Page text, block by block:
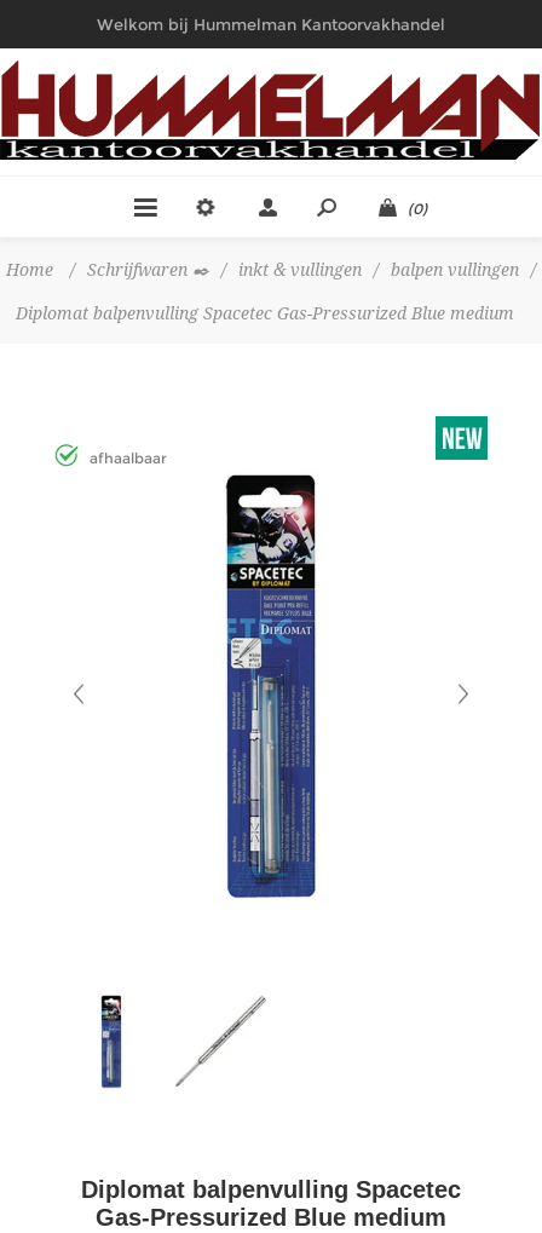
Welkom bij Hummelman Kantoorvakhandel
(0)
Home / Schrijfwaren ✒️ / inkt & vullingen / balpen vullingen /
Diplomat balpenvulling Spacetec Gas-Pressurized Blue medium
afhaalbaar
Diplomat balpenvulling Spacetec
Gas-Pressurized Blue medium